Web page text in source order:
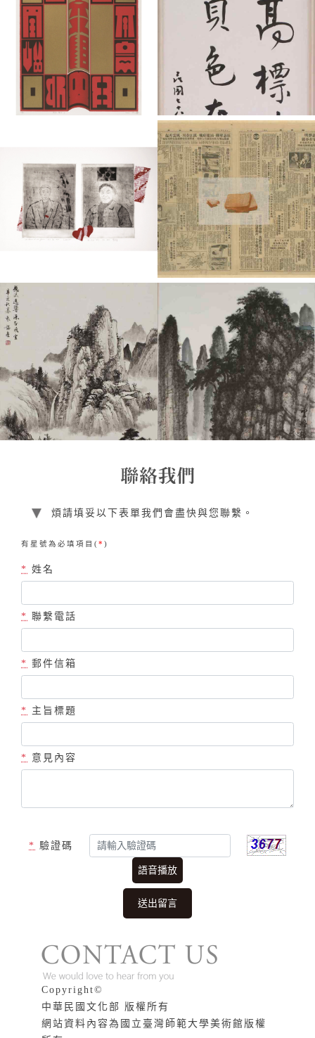
煩請填妥以下表單我們會盡快與您聯繫。
有星號為必填項目(* )
* 姓名
* 聯繫電話
* 郵件信箱
* 主旨標題
* 意見內容
* 驗證碼
語音播放
版權說明
Copyright©
中華民國文化部 版權所有
網站資料內容為國立臺灣師範大學美術館版權